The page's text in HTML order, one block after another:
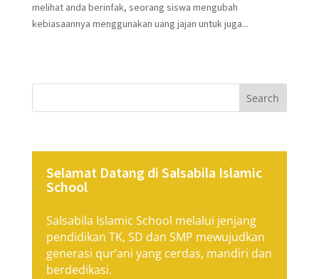
melihat anda berinfak, seorang siswa mengubah
kebiasaannya menggunakan uang jajan untuk juga...
Search
Selamat Datang di Salsabila Islamic
School
Salsabila Islamic School melalui jenjang
pendidikan TK, SD dan SMP mewujudkan
generasi qur’ani yang cerdas, mandiri dan
berdedikasi.